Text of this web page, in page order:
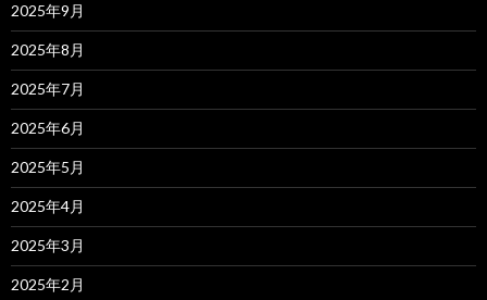
2025年9月
2025年8月
2025年7月
2025年6月
2025年5月
2025年4月
2025年3月
2025年2月